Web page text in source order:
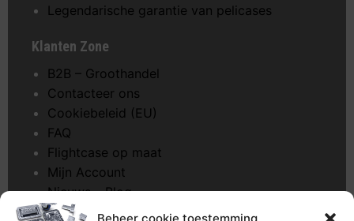
Beheer cookie toestemming
Legendarische garantie van pelicases
Klanten Zone
B2B – Groothandel
Contacteer ons
Cookiebeleid (EU)
FAQ
Flightcase op maat
Mijn Account
Nieuws – Blog
Onderhoud pagina